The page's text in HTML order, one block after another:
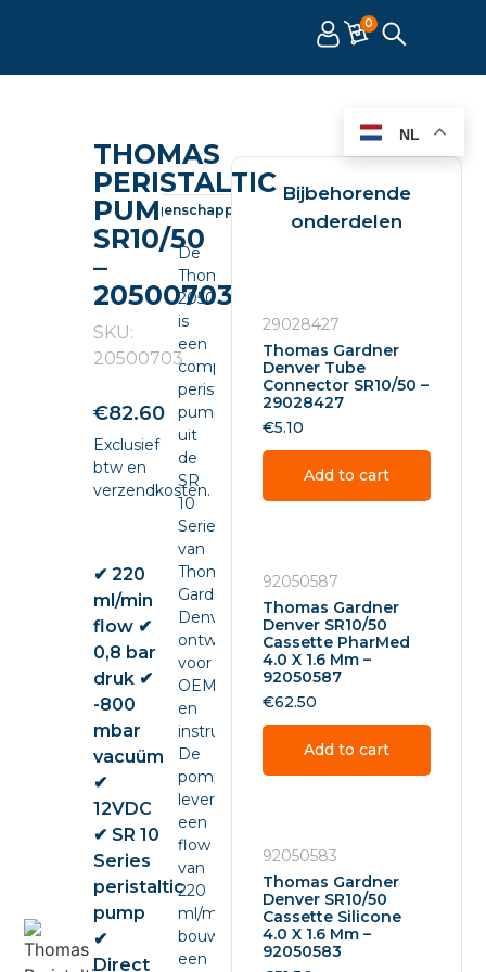
0
THOMAS
PERISTALTIC
PUMP
SR10/50
–
20500703
SKU:
20500703
€82.60
Exclusief
btw en
verzendkosten.
✔ 220
ml/min
flow ✔
0,8 bar
druk ✔
-800
mbar
vacuüm
✔
12VDC
✔ SR 10
Series
peristaltic
pump
✔
Direct
Omschrijving Eigenschappen
De
Thomas
20500703
is
een
compacte
peristaltic
pump
uit
de
SR
10
Series
van
Thomas
Gardner
Denver,
ontwikkeld
voor
OEM-
en
instrumentintegratie.
De
pomp
levert
een
flow
van
220
ml/min,
bouwt
een
Bijbehorende
onderdelen
29028427
Thomas Gardner
Denver Tube
Connector SR10/50 –
29028427
€5.10
Add to cart
92050587
Thomas Gardner
Denver SR10/50
Cassette PharMed
4.0 X 1.6 Mm –
92050587
€62.50
Add to cart
92050583
Thomas Gardner
Denver SR10/50
Cassette Silicone
4.0 X 1.6 Mm –
92050583
NL